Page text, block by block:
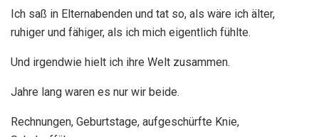
Ich saß in Elternabenden und tat so, als wäre ich älter,
ruhiger und fähiger, als ich mich eigentlich fühlte.
Und irgendwie hielt ich ihre Welt zusammen.
Jahre lang waren es nur wir beide.
Rechnungen, Geburtstage, aufgeschürfte Knie,